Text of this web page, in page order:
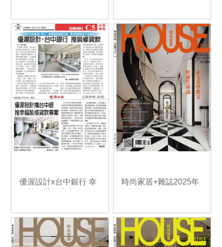
優渥設計x台中銀行 幸
時尚家居+雜誌2025年